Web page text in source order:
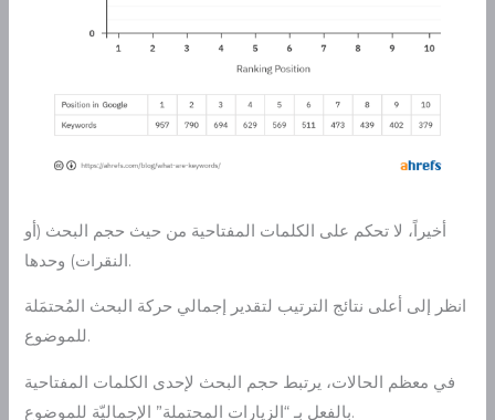
أخيراً، لا تحكم على الكلمات المفتاحية من حيث حجم البحث (أو
النقرات) وحدها.
انظر إلى أعلى نتائج الترتيب لتقدير إجمالي حركة البحث المُحتمَلة
للموضوع.
في معظم الحالات، يرتبط حجم البحث لإحدى الكلمات المفتاحية
بالفعل بـ “الزيارات المحتملة” الإجماليّة للموضوع.